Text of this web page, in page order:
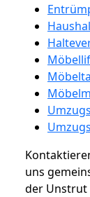
uns
der Unstrut